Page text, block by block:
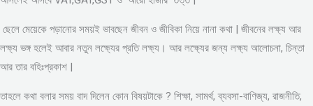
ছেলে মেয়েকে পড়ানোর সময়ই ভাবছেন জীবন ও জীবিকা নিয়ে নানা কথা | জীবনের লক্ষ্য আর
লক্ষ্য ভঙ্গ হলেই আবার নতুন লক্ষ্যের প্রতি লক্ষ্য। আর লক্ষ্যের জন্য লক্ষ্য আলোচনা, চিন্তা
আর তার বহিঃপ্রকাশ |
তাহলে কথা বলার সময় বাদ দিলেন কোন বিষয়টাকে ? শিক্ষা, সামর্থ, ব্যবসা-বাণিজ্য, রাজনীতি,